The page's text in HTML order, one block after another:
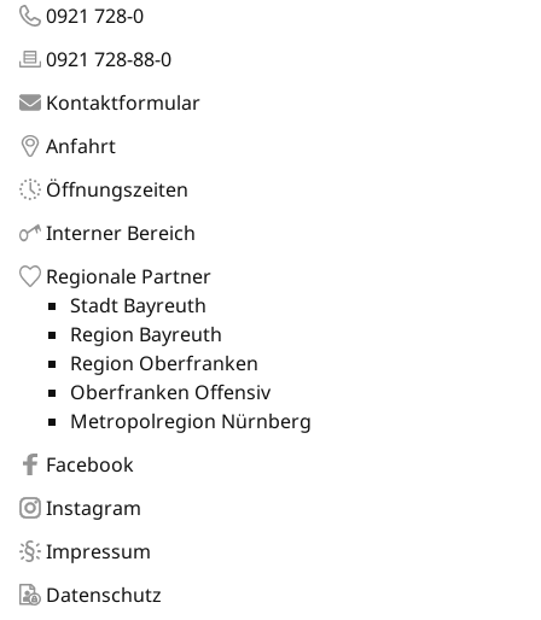
0921 728-0
0921 728-88-0
Kontaktformular
Anfahrt
Öffnungszeiten
Interner Bereich
Regionale Partner
Stadt Bayreuth
Region Bayreuth
Region Oberfranken
Oberfranken Offensiv
Metropolregion Nürnberg
Facebook
Instagram
Impressum
Datenschutz